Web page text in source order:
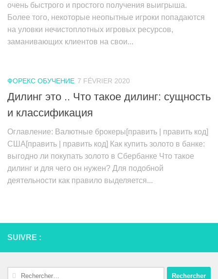
очень быстрого и простого получения выигрыша.
Более того, некоторые неопытные игроки попадаются
на уловки нечистоплотных игровых ресурсов,
заманивающих клиентов на свои...
ФОРЕКС ОБУЧЕНИЕ 7 FÉVRIER 2020
Дилинг это .. Что такое дилинг: сущность
и классификация
Оглавление: Валютные брокеры[править | править код]
США[править | править код] Как купить золото в банке:
выгодно ли покупать золото в Сбербанке Что такое
дилинг и для чего он нужен? Для подобной
деятельности как правило выделяется...
SUIVRE :
Rechercher :